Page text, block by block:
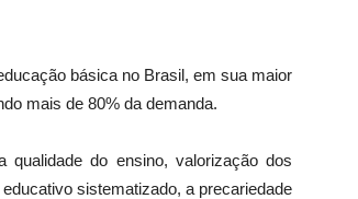
básica no Brasil, em sua maior
mais de 80% da demanda.
do ensino, valorização dos
sistematizado, a precariedade